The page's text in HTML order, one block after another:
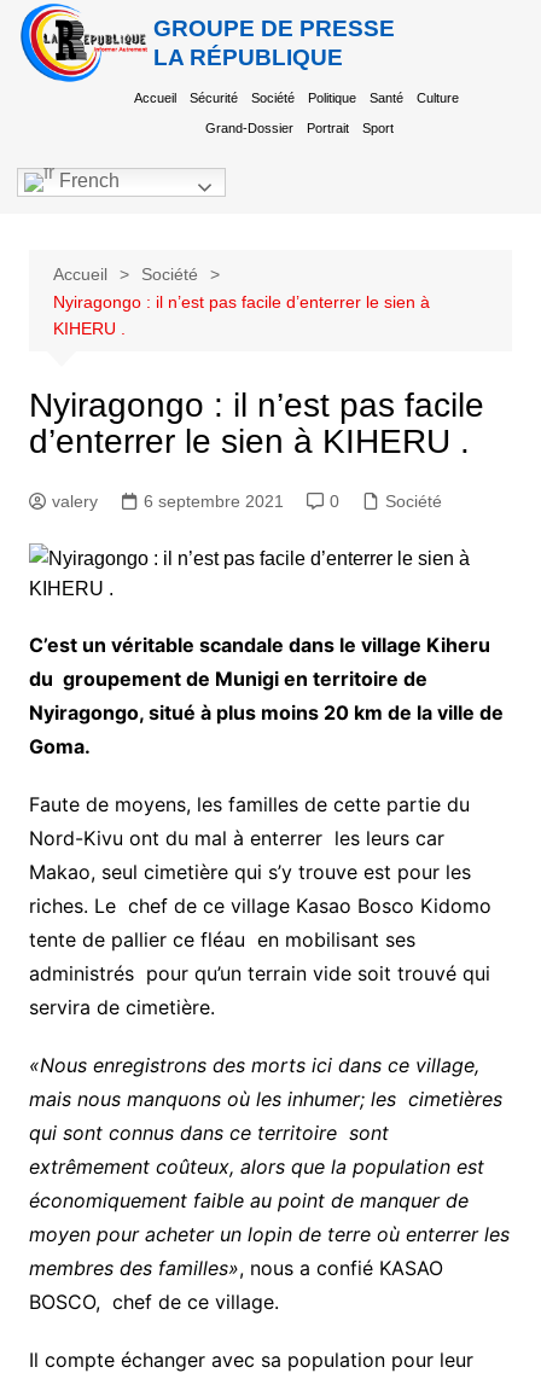
GROUPE DE PRESSE
LA RÉPUBLIQUE
Accueil Sécurité Société Politique Santé Culture
Grand-Dossier Portrait Sport
French
Accueil
Société
Nyiragongo : il n’est pas facile d’enterrer le sien à
KIHERU .
Nyiragongo : il n’est pas facile
d’enterrer le sien à KIHERU .
valery 6 septembre 2021 0 Société
C’est un véritable scandale dans le village Kiheru
du groupement de Munigi en territoire de
Nyiragongo, situé à plus moins 20 km de la ville de
Goma.
Faute de moyens, les familles de cette partie du
Nord-Kivu ont du mal à enterrer les leurs car
Makao, seul cimetière qui s’y trouve est pour les
riches. Le chef de ce village Kasao Bosco Kidomo
tente de pallier ce fléau en mobilisant ses
administrés pour qu’un terrain vide soit trouvé qui
servira de cimetière.
«Nous enregistrons des morts ici dans ce village,
mais nous manquons où les inhumer; les cimetières
qui sont connus dans ce territoire sont
extrêmement coûteux, alors que la population est
économiquement faible au point de manquer de
moyen pour acheter un lopin de terre où enterrer les
membres des familles», nous a confié KASAO
BOSCO, chef de ce village.
Il compte échanger avec sa population pour leur